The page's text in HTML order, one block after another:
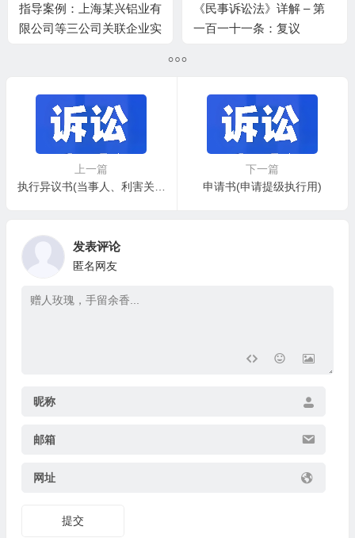
指导案例：上海某兴铝业有
限公司等三公司关联企业实
《民事诉讼法》详解 – 第
一百一十一条：复议
上一篇
下一篇
申请书(申请提级执行用)
发表评论
匿名网友
昵称
邮箱
网址
提交